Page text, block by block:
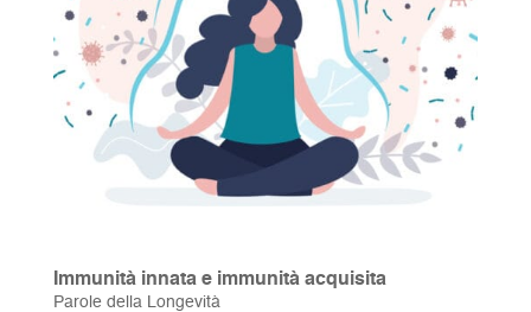
Immunità innata e immunità acquisita
Parole della Longevità